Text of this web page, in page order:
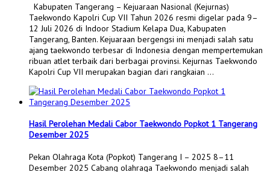
Kabupaten Tangerang – Kejuaraan Nasional (Kejurnas)
Taekwondo Kapolri Cup VII Tahun 2026 resmi digelar pada 9–
12 Juli 2026 di Indoor Stadium Kelapa Dua, Kabupaten
Tangerang, Banten. Kejuaraan bergengsi ini menjadi salah satu
ajang taekwondo terbesar di Indonesia dengan mempertemukan
ribuan atlet terbaik dari berbagai provinsi. Kejurnas Taekwondo
Kapolri Cup VII merupakan bagian dari rangkaian …
Hasil Perolehan Medali Cabor Taekwondo Popkot 1 Tangerang
Desember 2025
Pekan Olahraga Kota (Popkot) Tangerang I – 2025 8–11
Desember 2025 Cabang olahraga Taekwondo menjadi salah